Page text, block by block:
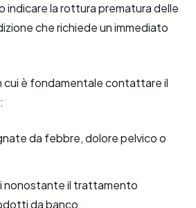
indicare la rottura prematura delle
che richiede un immediato
cui è fondamentale contattare il
da febbre, dolore pelvico o
nonostante il trattamento
da banco.